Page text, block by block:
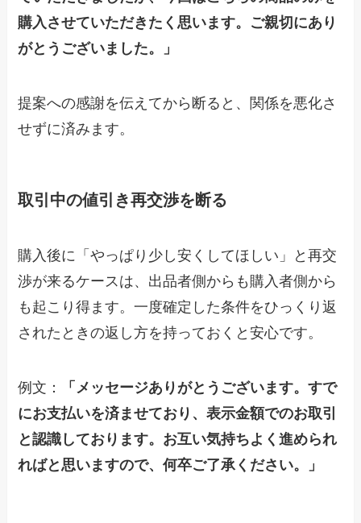
購入させていただきたく思います。ご親切にあり
がとうございました。」
提案への感謝を伝えてから断ると、関係を悪化さ
せずに済みます。
取引中の値引き再交渉を断る
購入後に「やっぱり少し安くしてほしい」と再交
渉が来るケースは、出品者側からも購入者側から
も起こり得ます。一度確定した条件をひっくり返
されたときの返し方を持っておくと安心です。
例文：
「メッセージありがとうございます。すで
にお支払いを済ませており、表示金額でのお取引
と認識しております。お互い気持ちよく進められ
ればと思いますので、何卒ご了承ください。」